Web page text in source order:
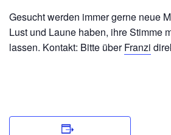
Gesucht werden immer gerne neue
Lust und Laune haben, ihre Stimme
lassen. Kontakt: Bitte überFranzi